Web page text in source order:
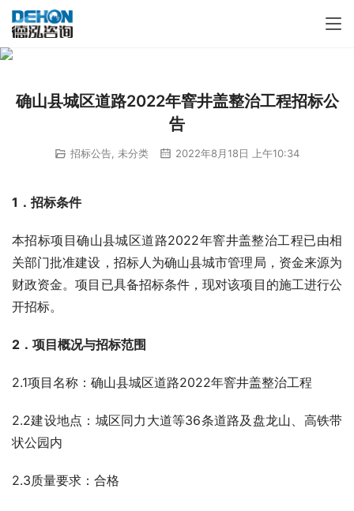
确山县城区道路2022年窨井盖整治工程招标公
告
招标公告 未分类 2022年8月18日 上午10:34
1．招标条件
本招标项目确山县城区道路2022年窨井盖整治工程已由相
关部门批准建设，招标人为确山县城市管理局，资金来源为
财政资金。项目已具备招标条件，现对该项目的施工进行公
开招标。
2．项目概况与招标范围
2.1项目名称：确山县城区道路2022年窨井盖整治工程
2.2建设地点：城区同力大道等36条道路及盘龙山、高铁带
状公园内
2.3质量要求：合格